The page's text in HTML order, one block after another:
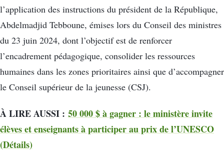
l’application des instructions du président de la République,
Abdelmadjid Tebboune, émises lors du Conseil des ministres
du 23 juin 2024, dont l’objectif est de renforcer
l’encadrement pédagogique, consolider les ressources
humaines dans les zones prioritaires ainsi que d’accompagner
le Conseil supérieur de la jeunesse (CSJ).
À LIRE AUSSI : 50 000 $ à gagner : le ministère invite
élèves et enseignants à participer au prix de l’UNESCO
(Détails)